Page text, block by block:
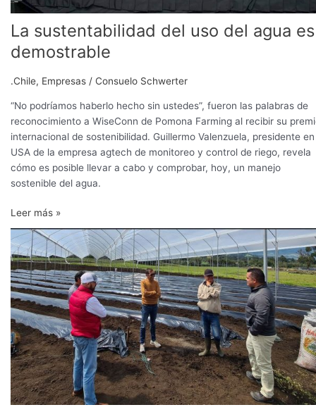
La sustentabilidad del uso del agua es
demostrable
.Chile, Empresas / Consuelo Schwerter
“No podríamos haberlo hecho sin ustedes”, fueron las palabras de
reconocimiento a WiseConn de Pomona Farming al recibir su
internacional de sostenibilidad. Guillermo Valenzuela, presidente en
USA de la empresa agtech de monitoreo y control de riego, revela
cómo es posible llevar a cabo y comprobar, hoy, un manejo
sostenible del agua.
Leer más »
Control
total
del
fertirriego
en
arándanos
de
proyecto
Alaska
de
SOP